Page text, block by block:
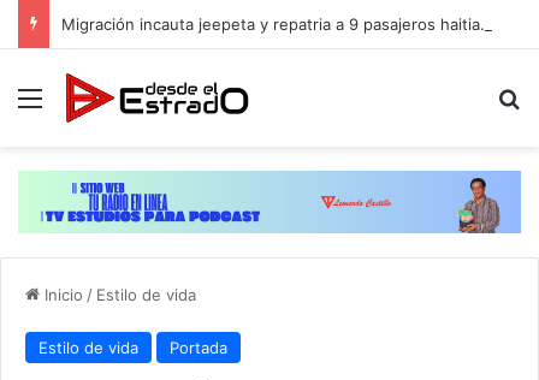
Migración incauta jeepeta y repatria a 9 pasajeros haitianos que transportaban en estatus irregular
Menú
Inicio / Estilo de vida
Estilo de vida Portada